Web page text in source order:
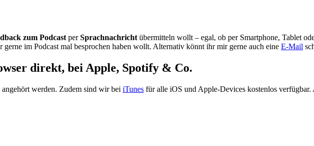
zum Podcast perSprachnachricht übermitteln wollt – egal, ob per Smartphone, Tablet
im Podcast mal besprochen haben wollt. Alternativ könnt ihr mir gerne auch eine E-Mail
direkt, bei Apple, Spotify & Co.
werden. Zudem sind wir bei iTunes für alle iOS und Apple-Devices kostenlos